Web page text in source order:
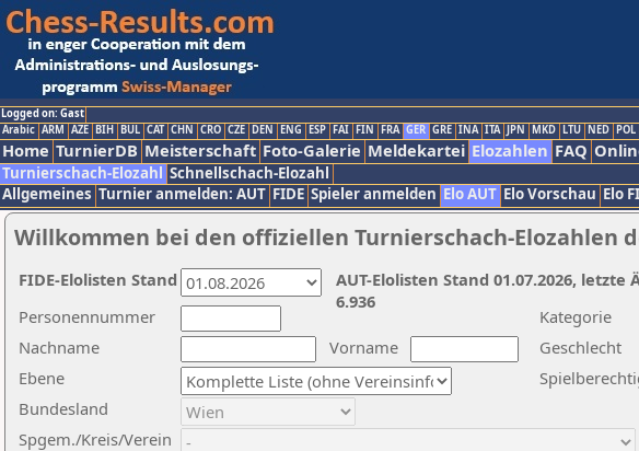
Logged on: Gast
Arabic ARM AZE BIH BUL CAT CHN CRO CZE DEN ENG ESP FAI FIN FRA GER GRE INA ITA JPN MKD LTU NED POL
Home TurnierDB Meisterschaft Foto-Galerie Meldekartei Elozahlen FAQ
Turnierschach-Elozahl Schnellschach-Elozahl
Allgemeines Turnier anmelden: AUT FIDE Spieler anmelden Elo AUT Elo Vorschau Elo
Willkommen bei den offiziellen Turnierschach-Elozahlen
Nachname
Vorname
Ebene
Kategorie
Personennummer
Bundesland
Spgem./Kreis/Verein
Geschlecht
AUT-Elolisten Stand 01.07.2026,
6.936
FIDE-Elolisten Stand